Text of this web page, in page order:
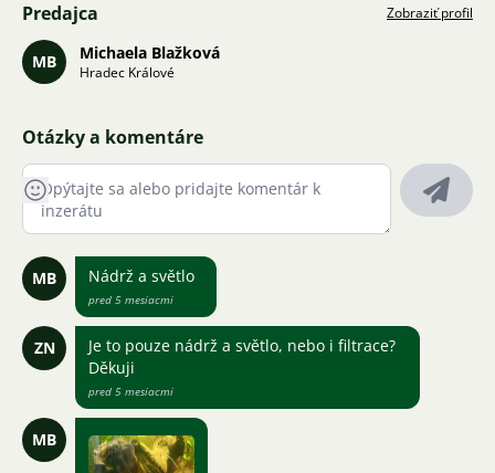
Predajca Zobraziť profil
MB Michaela Blažková
Hradec Králové
Otázky a komentáre
MB Nádrž a světlo
pred 5 mesiacmi
ZN
Je to pouze nádrž a světlo, nebo i filtrace?
Děkuji
pred 5 mesiacmi
MB